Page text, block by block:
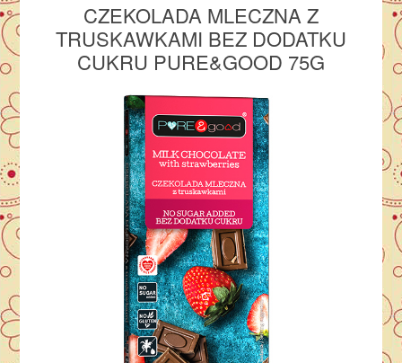
CZEKOLADA MLECZNA Z
TRUSKAWKAMI BEZ DODATKU
CUKRU PURE&GOOD 75G